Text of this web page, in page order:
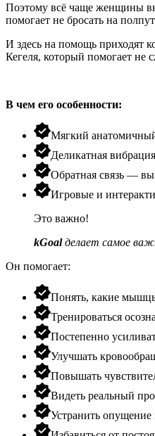
Поэтому всё чаще женщины
помогает не бросать на
И здесь на помощь приходят
Кегеля, который помогает не
В чем его особенности:
Мягкий
Деликатная
Обратная связь —
Игровые и
Это важно!
kGoalделает самое
Он помогает:
Понять, какие
Тренироваться
Постепенно
Улучшать
Повышать
Видеть реальный
Устранить опущение